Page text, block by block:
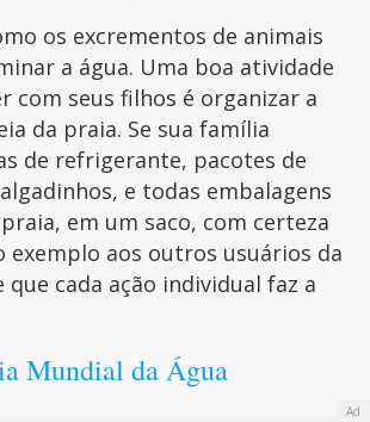
os excrementos de animais
a água. Uma boa atividade
com seus filhos é organizar a
da praia. Se sua família
de refrigerante, pacotes de
e todas embalagens
em um saco, com certeza
exemplo aos outros usuários da
que cada ação individual faz a
Mundial da Água
Ad